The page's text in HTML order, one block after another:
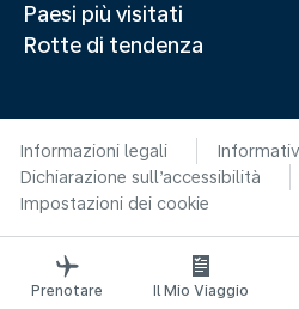
Paesi più visitati
Rotte di tendenza
Informazioni legali
Dichiarazione sull’accessibilità
Impostazioni dei cookie
Prenotare Il Mio Viaggio